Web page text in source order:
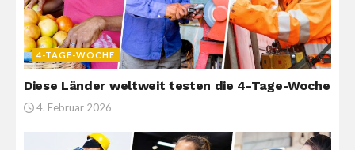
4-TAGE-WOCHE
Diese Länder weltweit testen die 4-Tage-Woche
4. Februar 2026